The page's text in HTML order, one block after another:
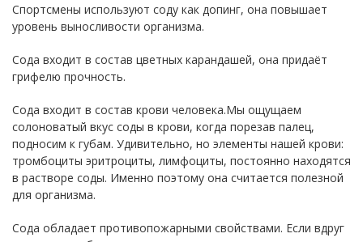
Спортсмены используют соду как допинг, она повышает
уровень выносливости организма.
Сода входит в состав цветных карандашей, она придаёт
грифелю прочность.
Сода входит в состав крови человека.Мы ощущаем
солоноватый вкус соды в крови, когда порезав палец,
подносим к губам. Удивительно, но элементы нашей крови:
тромбоциты эритроциты, лимфоциты, постоянно находятся
в растворе соды. Именно поэтому она считается полезной
для организма.
Сода обладает противопожарными свойствами. Если вдруг